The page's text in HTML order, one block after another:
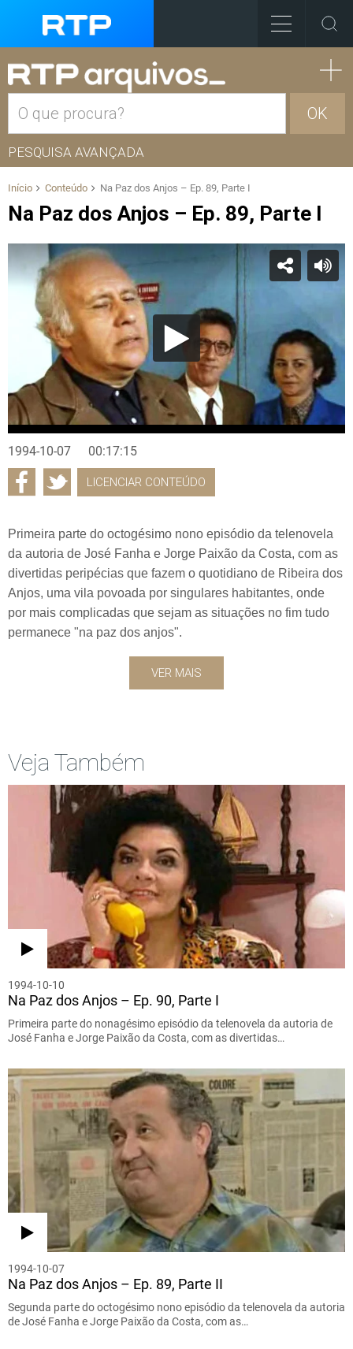
OK
PESQUISA AVANÇADA
Início Conteúdo Na Paz dos Anjos – Ep. 89, Parte I
Na Paz dos Anjos – Ep. 89, Parte I
1994-10-07 00:17:15
LICENCIAR CONTEÚDO
Primeira parte do octogésimo nono episódio da telenovela
da autoria de José Fanha e Jorge Paixão da Costa, com as
divertidas peripécias que fazem o quotidiano de Ribeira dos
Anjos, uma vila povoada por singulares habitantes, onde
por mais complicadas que sejam as situações no fim tudo
permanece "na paz dos anjos".
VER MAIS
Veja Também
1994-10-10
Na Paz dos Anjos – Ep. 90, Parte I
Primeira parte do nonagésimo episódio da telenovela da autoria de
José Fanha e Jorge Paixão da Costa, com as divertidas…
1994-10-07
Na Paz dos Anjos – Ep. 89, Parte II
Segunda parte do octogésimo nono episódio da telenovela da autoria
de José Fanha e Jorge Paixão da Costa, com as…